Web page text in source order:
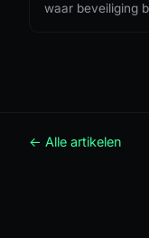
waar beveiliging
← Alle artikelen